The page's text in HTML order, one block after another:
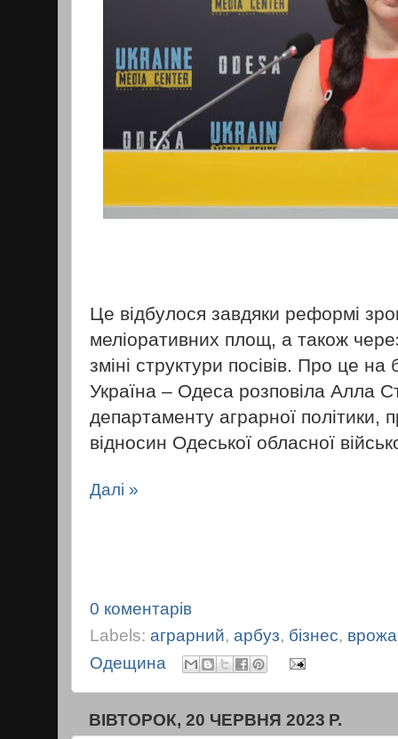
Це відбулося завдяки реформі
меліоративних площ, а також через
зміні структури посівів. Про це
Україна – Одеса розповіла Алла
департаменту аграрної політики,
відносин Одеської обласної
Далі »
0 коментарів
Labels: аграрний, арбуз, бізнес,
Одещина
ВІВТОРОК, 20 ЧЕРВНЯ 2023 Р.